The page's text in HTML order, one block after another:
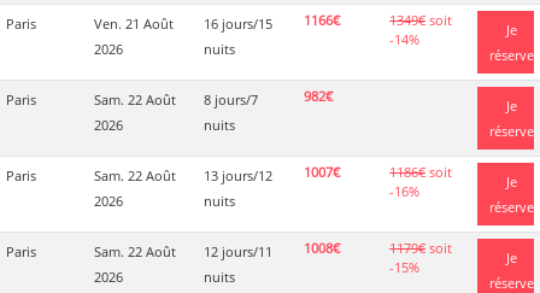
Paris
Ven. 21 Août
2026
16 jours/15
nuits
1166€ 1349€ soit
-14%
Je
réserve
Paris
Sam. 22 Août
2026
8 jours/7
nuits
982€
Je
réserve
Paris
Sam. 22 Août
2026
13 jours/12
nuits
1007€ 1186€ soit
-16%
Je
réserve
Paris
Sam. 22 Août
2026
12 jours/11
nuits
1008€ 1179€ soit
-15%
Je
réserve